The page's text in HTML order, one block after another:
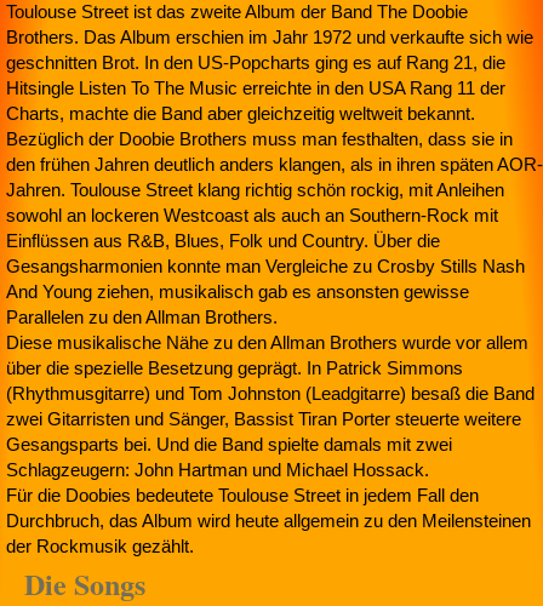
Toulouse Street ist das zweite Album der Band The Doobie
Brothers. Das Album erschien im Jahr 1972 und verkaufte sich wie
geschnitten Brot. In den US-Popcharts ging es auf Rang 21, die
Hitsingle Listen To The Music erreichte in den USA Rang 11 der
Charts, machte die Band aber gleichzeitig weltweit bekannt.
Bezüglich der Doobie Brothers muss man festhalten, dass sie in
den frühen Jahren deutlich anders klangen, als in ihren späten AOR-
Jahren. Toulouse Street klang richtig schön rockig, mit Anleihen
sowohl an lockeren Westcoast als auch an Southern-Rock mit
Einflüssen aus R&B, Blues, Folk und Country. Über die
Gesangsharmonien konnte man Vergleiche zu Crosby Stills Nash
And Young ziehen, musikalisch gab es ansonsten gewisse
Parallelen zu den Allman Brothers.
Diese musikalische Nähe zu den Allman Brothers wurde vor allem
über die spezielle Besetzung geprägt. In Patrick Simmons
(Rhythmusgitarre) und Tom Johnston (Leadgitarre) besaß die Band
zwei Gitarristen und Sänger, Bassist Tiran Porter steuerte weitere
Gesangsparts bei. Und die Band spielte damals mit zwei
Schlagzeugern: John Hartman und Michael Hossack.
Für die Doobies bedeutete Toulouse Street in jedem Fall den
Durchbruch, das Album wird heute allgemein zu den Meilensteinen
der Rockmusik gezählt.
Die Songs